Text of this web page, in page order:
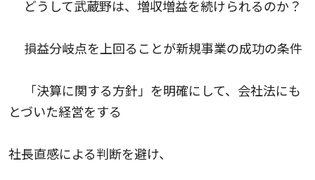
どうして武蔵野は、増収増益を続けられるのか？
損益分岐点を上回ることが新規事業の成功の条件
「決算に関する方針」を明確にして、会社法にも
とづいた経営をする
社長直感による判断を避け、